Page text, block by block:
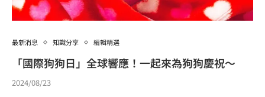
最新消息 知識分享 編輯精選
「國際狗狗日」全球響應！一起來為狗狗慶祝～
2024/08/23